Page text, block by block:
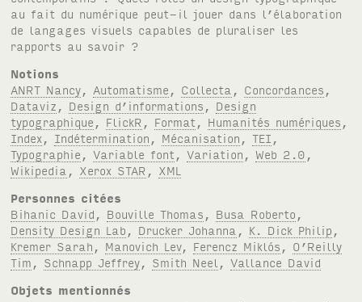
au fait du numérique peut-il jouer dans l’élaboration
de langages visuels capables de pluraliser les
rapports au savoir ?
Notions
ANRT Nancy, Automatisme , Collecta , Concordances ,
Dataviz , Design d’informations , Design
typographique , FlickR , Format , Humanités numériques ,
Index, Indétermination , Mécanisation ,TEI ,
Typographie ,Variable font ,Variation ,Web 2.0 ,
Wikipedia , Xerox STAR , XML
Personnes citées
Bihanic David , Bouville Thomas , Busa Roberto ,
Density Design Lab , Drucker Johanna , K. Dick Philip ,
Kremer Sarah , Manovich Lev, Ferencz Miklós , O’Reilly
Tim , Schnapp Jeffrey, Smith Neel ,Vallance David
Objets mentionnés